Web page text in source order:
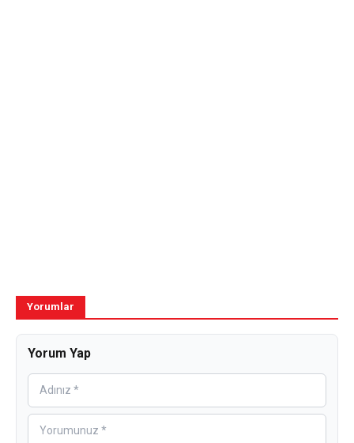
Yorumlar
Yorum Yap